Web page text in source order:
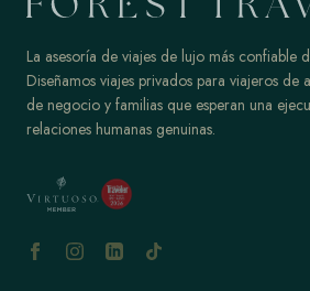
La asesoría de viajes de lujo más confiable
Diseñamos viajes privados para viajeros de
de negocio y familias que esperan una
relaciones humanas genuinas.